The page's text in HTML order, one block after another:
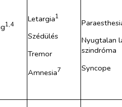
1,4
Letargia1
Szédülés
Tremor
Amnesia7
Nyugtalan
szindróma
Syncope